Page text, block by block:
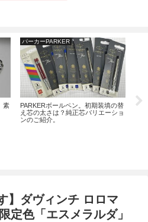
素
パーカーPARKER
PARKERボールペン。初期装填の替
え芯の太さは？純正芯バリエーショ
ンのご紹介。
「
】ダヴィンチ ロロマ
定色「エスメラルダ」